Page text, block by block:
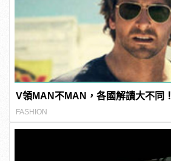
V領MAN不MAN，各國解讀大不同！
FASHION